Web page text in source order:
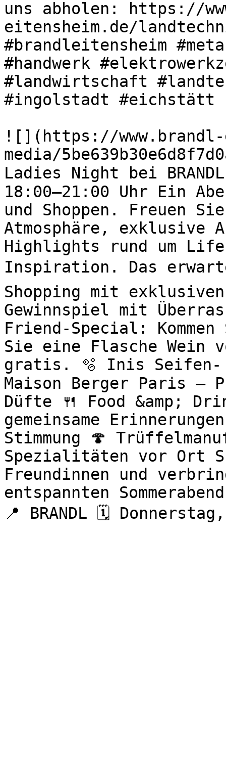
uns abholen: https://
eitensheim.de/
#brandleitensheim
#handwerk
#landwirtschaft
#ingolstadt #eichstätt
![](https://
media/
Ladies Night bei
18:00–21:00 Uhr Ein
und Shoppen. Freuen
Atmosphäre, exklusive
Highlights rund um
Inspiration. Das
Shopping mit
Gewinnspiel mit
Friend-Special:
Sie eine Flasche Wein
gratis. 🫧 Inis Seifen-
Maison Berger Paris –
Düfte 🍴 Food &amp;
gemeinsame
Stimmung 🍄
Spezialitäten vor Ort
Freundinnen und
entspannten